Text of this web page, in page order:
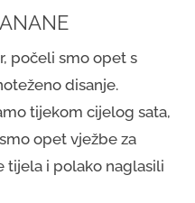
počeli smo opet s
disanje.
tijekom cijelog sata,
opet vježbe za
tijela i polako naglasili